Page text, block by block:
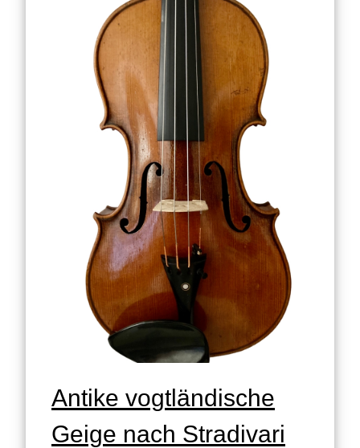
Antike vogtländische
Geige nach Stradivari